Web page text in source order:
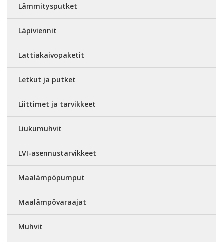
Lämmitysputket
Läpiviennit
Lattiakaivopaketit
Letkut ja putket
Liittimet ja tarvikkeet
Liukumuhvit
LVI-asennustarvikkeet
Maalämpöpumput
Maalämpövaraajat
Muhvit